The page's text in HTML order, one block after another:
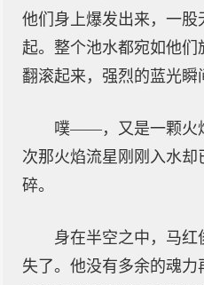
他们身上爆发出来，一股
起。整个池水都宛如他
翻滚起来，强烈的蓝光瞬
噗——，又是一颗火
次那火焰流星刚刚入水
碎。
身在半空之中，马红
失了。他没有多余的魂力